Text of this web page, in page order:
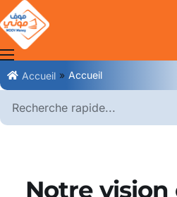
Clients
MOOV Money
Accueil » Accueil
Notre vision